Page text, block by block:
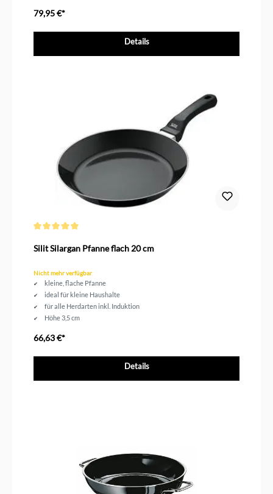
79,95 €*
Details
Silit Silargan Pfanne flach 20 cm
Nicht mehr verfügbar
kleine, flache Pfanne
ideal für kleine Haushalte
für alle Herdarten inkl. Induktion
Höhe 3,5 cm
66,63 €*
Details